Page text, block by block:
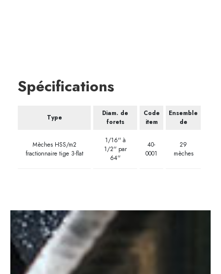
Spécifications
Type
Diam. de
forets
Code
item
Ensemble
de
Mèches HSS/m2
fractionnaire tige 3-flat
1/16'' à
1/2'' par
64''
40-
0001
29
mèches